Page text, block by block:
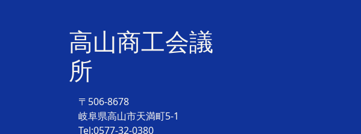
高山商工会議
所
〒506-8678
岐阜県高山市天満町5-1
Tel:0577-32-0380